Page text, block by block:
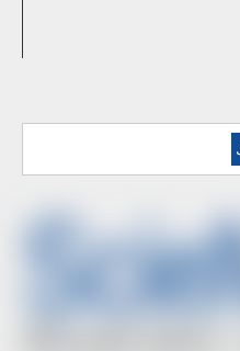
براءة اختراع، مما يزيل تأثير